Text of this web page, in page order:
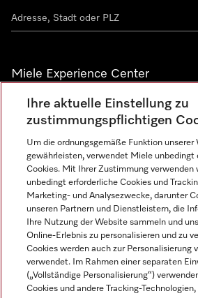
Miele Experience Center
Alle Miele Experience Center anzeigen
Newsletter
Miele auf Instagram
Miele auf Facebook
Miele auf Youtube
Ihre aktuelle Einstellung zu
zustimmungspflichtigen
Um die ordnungsgemäße Funktion unserer
gewährleisten, verwendet Miele unbedingt
Cookies. Mit Ihrer Zustimmung verwenden
unbedingt erforderliche Cookies und
Marketing- und Analysezwecke, darunter
unseren Partnern und Dienstleistern, die
Ihre Nutzung der Website sammeln und
Online-Erlebnis zu personalisieren und zu
Cookies werden auch zur Personalisierung
verwendet. Im Rahmen einer separaten
(„Vollständige Personalisierung“)
Cookies und andere Tracking-